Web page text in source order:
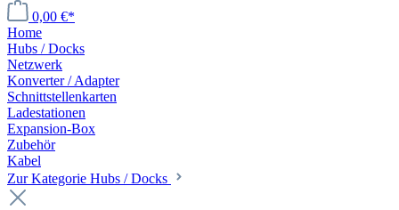
0,00 €*
Home
Hubs / Docks
Netzwerk
Konverter / Adapter
Schnittstellenkarten
Ladestationen
Expansion-Box
Zubehör
Kabel
Zur Kategorie Hubs / Docks